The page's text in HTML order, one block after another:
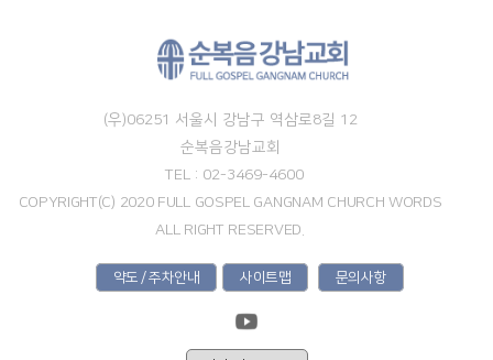
(우)06251 서울시 강남구 역삼로8길 12
순복음강남교회
TEL : 02-3469-4600
COPYRIGHT(C) 2020 FULL GOSPEL GANGNAM CHURCH WORDS
ALL RIGHT RESERVED.
약도 / 주차안내 사이트맵 문의사항